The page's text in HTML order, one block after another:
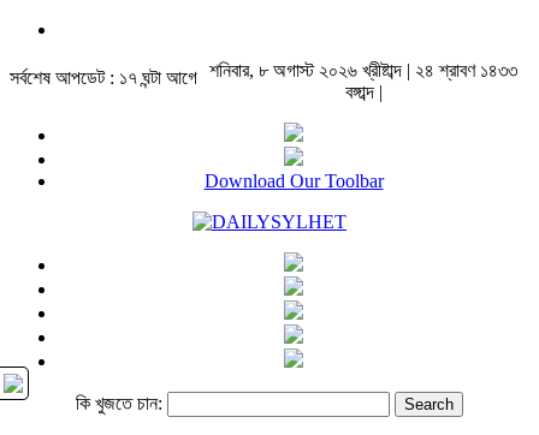
সর্বশেষ আপডেট : ১৭ ঘন্টা আগে শনিবার, ৮ অগাস্ট ২০২৬ খ্রীষ্টাব্দ | ২৪ শ্রাবণ ১৪৩৩
বঙ্গাব্দ |
Download Our Toolbar
কি খুজতে চান: